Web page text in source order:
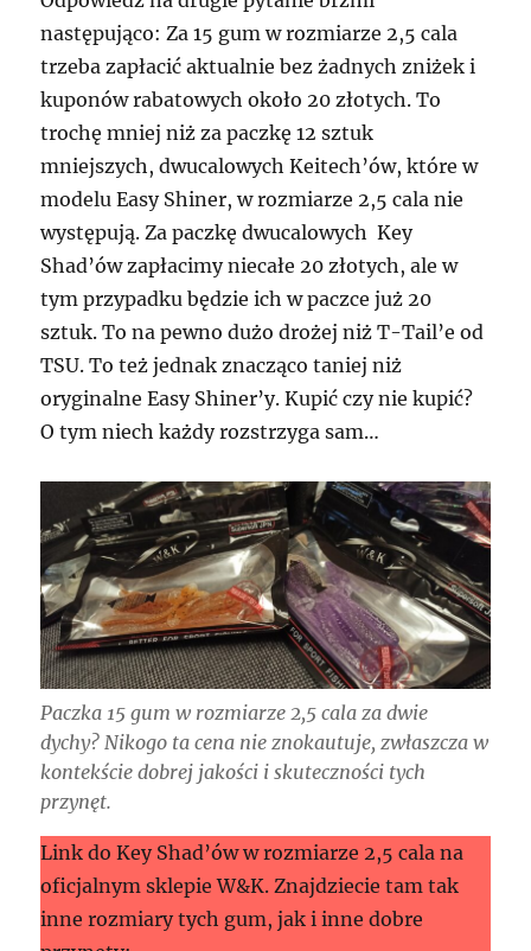
następująco: Za 15 gum w rozmiarze 2,5 cala
trzeba zapłacić aktualnie bez żadnych zniżek i
kuponów rabatowych około 20 złotych. To
trochę mniej niż za paczkę 12 sztuk
mniejszych, dwucalowych Keitech’ów, które w
modelu Easy Shiner, w rozmiarze 2,5 cala nie
występują. Za paczkę dwucalowych Key
Shad’ów zapłacimy niecałe 20 złotych, ale w
tym przypadku będzie ich w paczce już 20
sztuk. To na pewno dużo drożej niż T-Tail’e od
TSU. To też jednak znacząco taniej niż
oryginalne Easy Shiner’y. Kupić czy nie kupić?
O tym niech każdy rozstrzyga sam…
Paczka 15 gum w rozmiarze 2,5 cala za dwie
dychy? Nikogo ta cena nie znokautuje, zwłaszcza w
kontekście dobrej jakości i skuteczności tych
przynęt.
Link do Key Shad’ów w rozmiarze 2,5 cala na
oficjalnym sklepie W&K. Znajdziecie tam tak
inne rozmiary tych gum, jak i inne dobre